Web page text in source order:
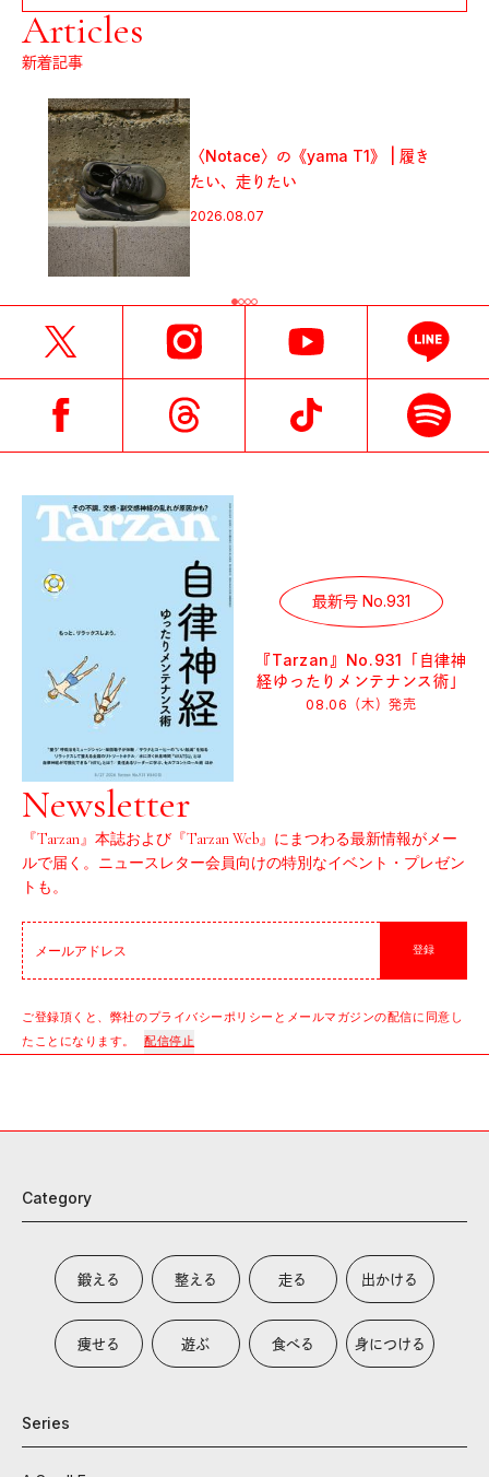
Articles
新着記事
〈Notace〉の《yama T1》 | 履き
たい、走りたい
2026.08.07
最新号 No.931
『Tarzan』No.931「自律神
経ゆったりメンテナンス術」
08.06（木）発売
Newsletter
『Tarzan』本誌および『Tarzan Web』にまつわる最新情報がメー
ルで届く。ニュースレター会員向けの特別なイベント・プレゼン
トも。
登録
ご登録頂くと、弊社のプライバシーポリシーとメールマガジンの配信に同意し
たことになります。
配信停止
Category
鍛える 整える 走る 出かける
痩せる 遊ぶ 食べる 身につける
Series